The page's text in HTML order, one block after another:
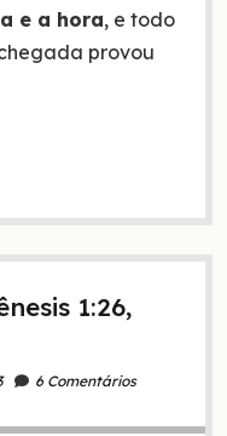
e a hora, e todo
provou
1:26,
6 Comentários